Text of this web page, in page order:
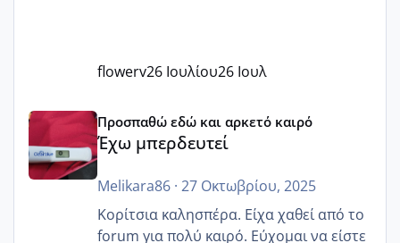
flowerv26 Ιουλίου26 Ιουλ
Έχω μπερδευτεί
Προσπαθώ εδώ και αρκετό καιρό
Έχω μπερδευτεί
Melikara86· 27 Οκτωβρίου, 2025
Κορίτσια καλησπέρα. Είχα χαθεί από το
forum για πολύ καιρό. Εύχομαι να είστε